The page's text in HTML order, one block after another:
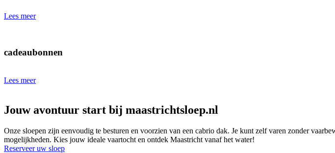
Lees meer
cadeaubonnen
Lees meer
Jouw avontuur start bij maastrichtsloep.nl
Onze sloepen zijn eenvoudig te besturen en voorzien van een cabrio dak. Je kunt zelf varen zonder
mogelijkheden. Kies jouw ideale vaartocht en ontdek Maastricht vanaf het water!
Reserveer uw sloep